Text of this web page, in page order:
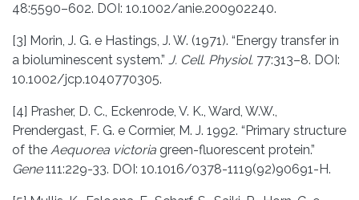
48:5590–602. DOI: 10.1002/anie.200902240.
[3] Morin, J. G. e Hastings, J. W. (1971). “Energy transfer in
a bioluminescent system.” J. Cell. Physiol. 77:313–8. DOI:
10.1002/jcp.1040770305.
[4] Prasher, D. C., Eckenrode, V. K., Ward, W.W.,
Prendergast, F. G. e Cormier, M. J. 1992. “Primary structure
of the Aequorea victoria green-fluorescent protein.”
Gene111:229-33. DOI: 10.1016/0378-1119(92)90691-H.